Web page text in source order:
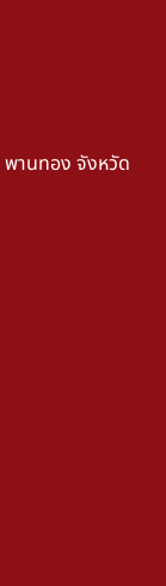
พานทอง จังหวัด